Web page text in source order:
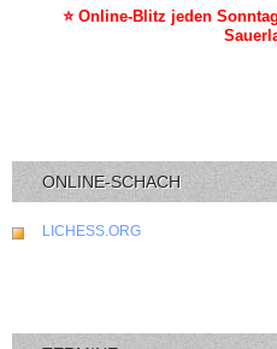
⭐ Online-Blitz jeden
ONLINE-SCHACH
LICHESS.ORG